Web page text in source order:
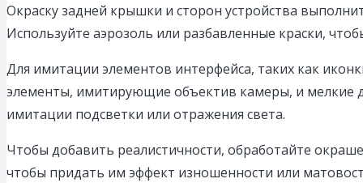
Окраску задней крышки и сторон устройства
Используйте аэрозоль или разбавленные краски,
Для имитации элементов интерфейса, таких как
элементы, имитирующие объектив камеры, и мелкие
имитации подсветки или отражения света.
Чтобы добавить реалистичности, обработайте
чтобы придать им эффект изношенности или